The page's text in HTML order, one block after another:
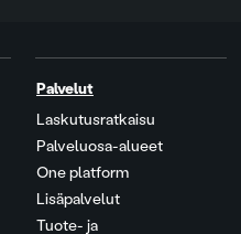
Palvelut
Laskutusratkaisu
Palveluosa-alueet
One platform
Lisäpalvelut
Tuote- ja